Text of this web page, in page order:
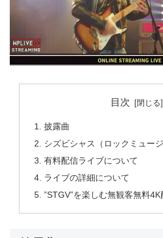
目次
披露曲
シズビシャス（ロックミュー
有料配信ライブについて
ライブの詳細について
”STGV”を楽しむ無観客無料